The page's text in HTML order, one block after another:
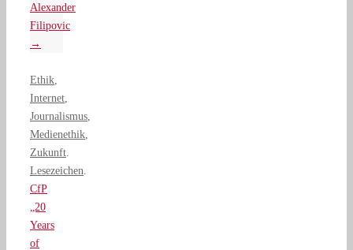
Alexander
Filipovic
→
Ethik
Internet
Journalismus
Medienethik
Zukunft
Lesezeichen
CfP
„20
Years
of